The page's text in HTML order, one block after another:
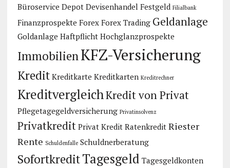
Büroservice Depot Devisenhandel Festgeld Filialbank
Finanzprospekte Forex Forex Trading Geldanlage
Goldanlage Haftpflicht Hochglanzprospekte
ImmobilienKFZ-Versicherung
Kredit Kreditkarte Kreditkarten Kreditrechner
KreditvergleichKredit von Privat
Pflegetagegeldversicherung Privatinsolvenz
Privatkredit Privat Kredit Ratenkredit Riester
Rente Schuldenfalle Schuldnerberatung
SofortkreditTagesgeld Tagesgeldkonten